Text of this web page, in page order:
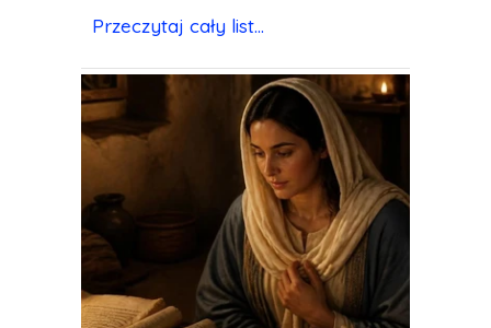
Przeczytaj cały list...